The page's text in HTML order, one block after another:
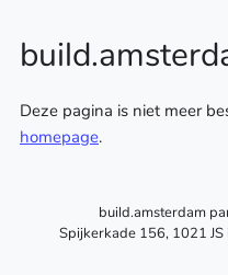
Deze pagina is niet meer
homepage.
build.amsterdam
Spijkerkade 156, 1021 JS